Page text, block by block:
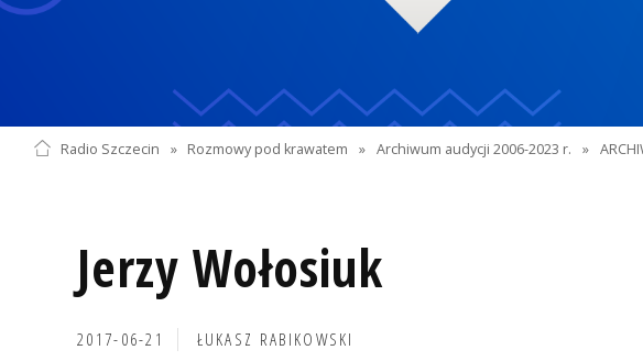
Radio Szczecin » Rozmowy pod krawatem » Archiwum audycji 2006-2023 r. »
Jerzy Wołosiuk
2017-06-21 ŁUKASZ RABIKOWSKI